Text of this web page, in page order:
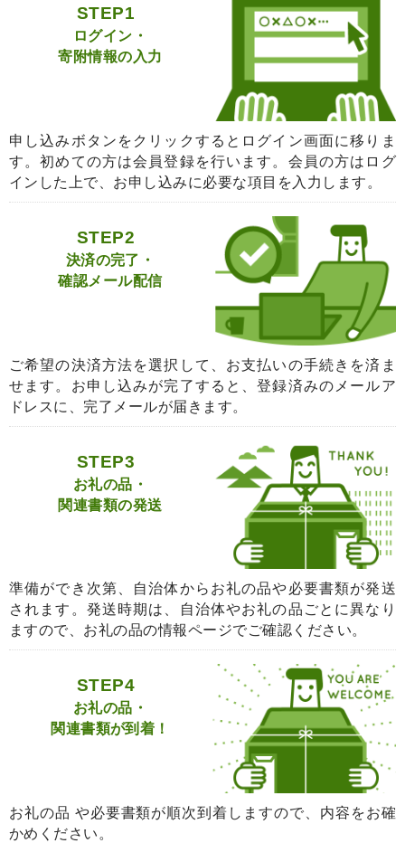
STEP1
ログイン・
寄附情報の入力
申し込みボタンをクリックするとログイン画面に移りま
す。初めての方は会員登録を行います。会員の方はログ
インした上で、お申し込みに必要な項目を入力します。
STEP2
決済の完了・
確認メール配信
ご希望の決済方法を選択して、お支払いの手続きを済ま
せます。お申し込みが完了すると、登録済みのメールア
ドレスに、完了メールが届きます。
STEP3
お礼の品・
関連書類の発送
準備ができ次第、自治体からお礼の品や必要書類が発送
されます。発送時期は、自治体やお礼の品ごとに異なり
ますので、お礼の品の情報ページでご確認ください。
STEP4
お礼の品・
関連書類が到着！
お礼の品 や必要書類が順次到着しますので、内容をお確
かめください。